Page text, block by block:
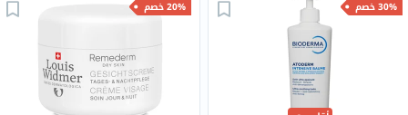
30% خصم 20% خصم